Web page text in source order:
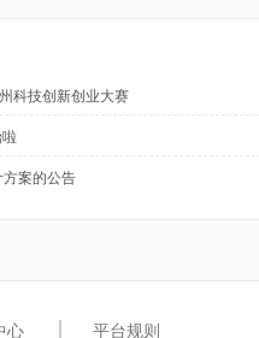
科技创新创业大赛
案的公告
心 平台规则